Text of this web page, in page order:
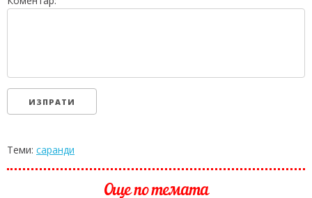
Теми: саранди
Още по темата